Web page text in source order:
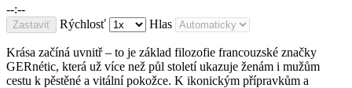
--:--
Zastaviť Rýchlosť Hlas
Krása začíná uvnitř – to je základ filozofie francouzské značky
GERnétic, která už více než půl století ukazuje ženám i mužům
cestu k pěstěné a vitální pokožce. K ikonickým přípravkům a